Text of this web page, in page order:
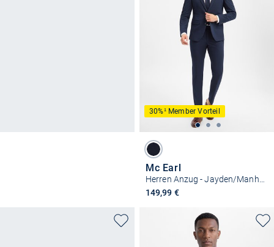
30%¹ Member Vorteil
Mc Earl
149,99 €